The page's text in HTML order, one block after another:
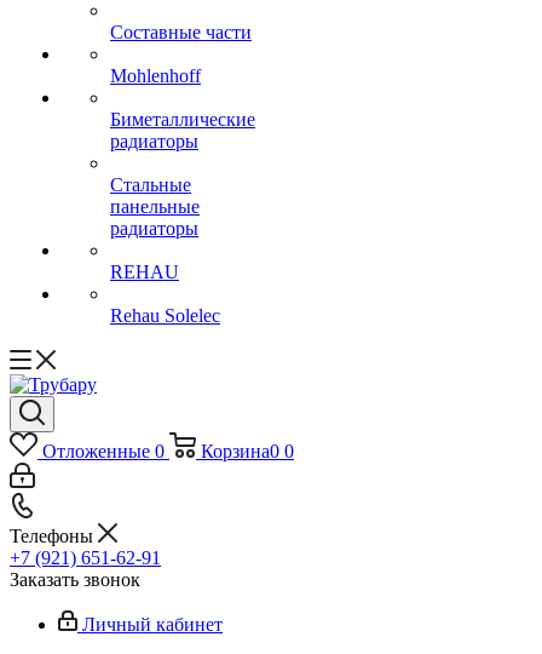
Составные части
Mohlenhoff
Биметаллические
радиаторы
Стальные
панельные
радиаторы
REHAU
Rehau Solelec
Отложенные 0 Корзина0 0
Телефоны
+7 (921) 651-62-91
Заказать звонок
Личный кабинет